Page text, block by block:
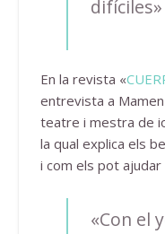
difíciles»
En la revista «
entrevista a
teatre i mestra de
la qual explica els
i com els pot
«Con el